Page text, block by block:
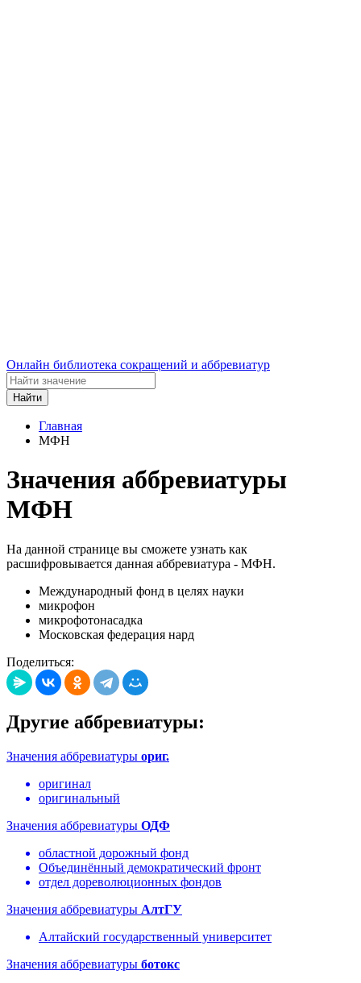
Онлайн библиотека сокращений и аббревиатур
Найти
Главная
МФН
Значения аббревиатуры
МФН
На данной странице вы сможете узнать как
расшифровывается данная аббревиатура - МФН.
Международный фонд в целях науки
микрофон
микрофотонасадка
Московская федерация нард
Поделиться:
Другие аббревиатуры:
Значения аббревиатуры ориг.
оригинал
оригинальный
Значения аббревиатуры ОДФ
областной дорожный фонд
Объединённый демократический фронт
отдел дореволюционных фондов
Значения аббревиатуры АлтГУ
Алтайский государственный университет
Значения аббревиатуры ботокс